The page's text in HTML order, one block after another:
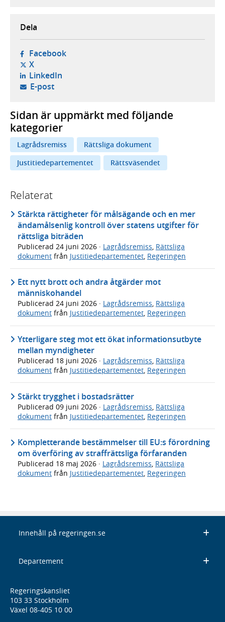
Dela
Facebook- öppnas i ny flik, extern webbplats,
X- öppnas i ny flik, extern webbplats,
LinkedIn- öppnas i ny flik, extern webbplats,
E-post- öppnar din e-postklient,
Sidan är uppmärkt med följande
kategorier
Lagrådsremiss
Rättsliga dokument
Justitiedepartementet
Rättsväsendet
Relaterat
Stärkta rättigheter för målsägande och en mer
ändamålsenlig kontroll över statens utgifter för
rättsliga biträden
Publicerad 24 juni 2026 · Lagrådsremiss, Rättsliga
dokument från Justitiedepartementet, Regeringen
Ett nytt brott och andra åtgärder mot
människohandel
Publicerad 24 juni 2026 · Lagrådsremiss, Rättsliga
dokument från Justitiedepartementet, Regeringen
Ytterligare steg mot ett ökat informationsutbyte
mellan myndigheter
Publicerad 18 juni 2026 · Lagrådsremiss, Rättsliga
dokument från Justitiedepartementet, Regeringen
Stärkt trygghet i bostadsrätter
Publicerad 09 juni 2026 · Lagrådsremiss Rättsliga
dokument från Justitiedepartementet Regeringen
Kompletterande bestämmelser till EU:s förordning
om överföring av straffrättsliga förfaranden
Publicerad 18 maj 2026 · Lagrådsremiss, Rättsliga
dokument från Justitiedepartementet, Regeringen
Innehåll på regeringen.se
Departement
Regeringskansliet
103 33 Stockholm
Växel 08-405 10 00